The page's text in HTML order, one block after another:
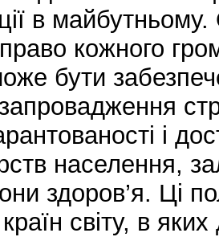
в
кожного
бути
і
населення,
здоров’я. Ці
світу, в